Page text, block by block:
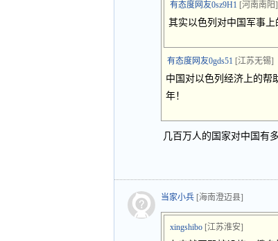
有态度网友0sz9H1 [河南南阳]
其实以色列对中国军事上
有态度网友0gds51 [江苏无锡]
中国对以色列经济上的帮
年！
几百万人的国家对中国有
当家小兵 [海南澄迈县]
xingshibo [江苏淮安]